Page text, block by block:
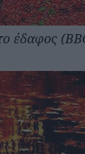
έδαφος